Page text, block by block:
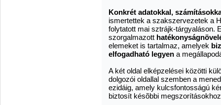
Konkrét adatokkal,
ismertettek a szakszervezetek a
folytatott mai sztrájk-tárgyaláson.
szorgalmazott
elemeket is tartalmaz, amelyek
elfogadható legyen a
A két oldal elképzelései közötti
dolgozói oldallal szemben a
ezidáig, amely kulcsfontosságú
biztosít késõbbi